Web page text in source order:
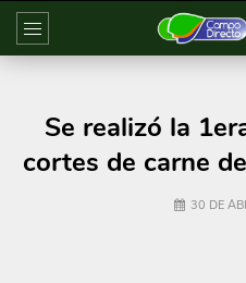
Se realizó la
cortes de carne
30 DE